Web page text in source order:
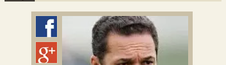
Colmeia Exchange